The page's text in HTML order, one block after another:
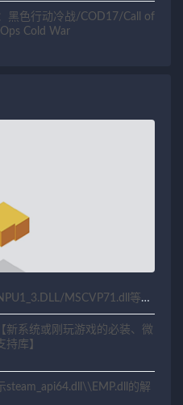
黑色行动冷战/COD17/Call of
Cold War
MSCVP71.dll等相
新系统或刚玩游戏的必装、微
持库】
steam_api64.dll\\EMP.dll的解